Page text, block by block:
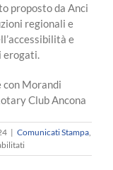
proposto da Anci
regionali e
e
erogati.
con Morandi
Club Ancona
| Comunicati Stampa,
su
Con